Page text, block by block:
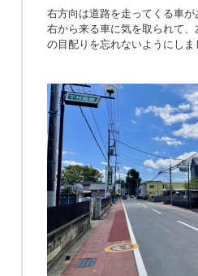
右方向は道路を走ってくる車
右から来る車に気を取られて
の目配りを忘れないようにしま